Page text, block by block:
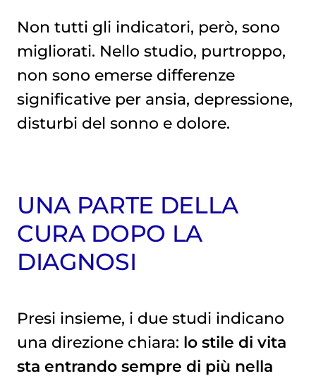
Non tutti gli indicatori, però, sono
migliorati. Nello studio, purtroppo,
non sono emerse differenze
significative per ansia, depressione,
disturbi del sonno e dolore.
UNA PARTE DELLA
CURA DOPO LA
DIAGNOSI
Presi insieme, i due studi indicano
una direzione chiara: lo stile di vita
sta entrando sempre di più nella